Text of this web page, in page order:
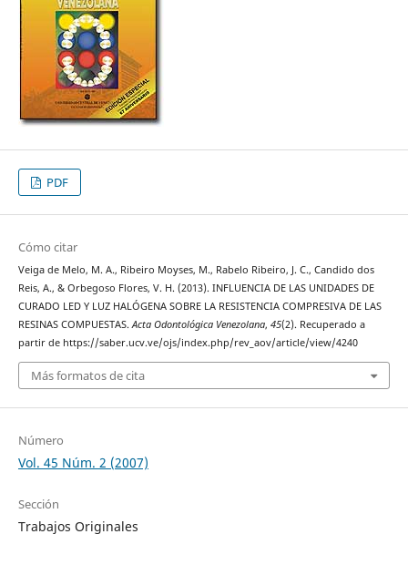
PDF
Cómo citar
Veiga de Melo, M. A., Ribeiro Moyses, M., Rabelo Ribeiro, J. C., Candido dos
Reis, A., & Orbegoso Flores, V. H. (2013). INFLUENCIA DE LAS UNIDADES DE
CURADO LED Y LUZ HALÓGENA SOBRE LA RESISTENCIA COMPRESIVA DE LAS
RESINAS COMPUESTAS.Acta Odontológica Venezolana, 45(2). Recuperado a
partir de https://saber.ucv.ve/ojs/index.php/rev_aov/article/view/4240
Más formatos de cita
Número
Vol. 45 Núm. 2 (2007)
Sección
Trabajos Originales